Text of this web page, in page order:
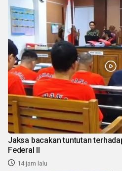
Jaksa bacakan tuntutan
Federal II
14 jam lalu